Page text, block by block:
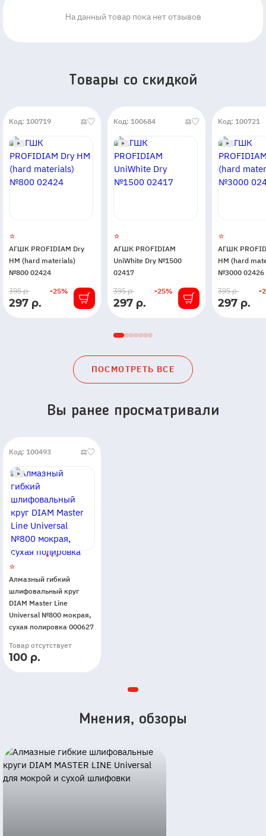
На данный товар пока нет отзывов
Товары со скидкой
Код: 100719
АГШК PROFIDIAM Dry
HM (hard materials)
№800 02424
В
наличии
297 р.
-25%
395 р.
Код: 100684
АГШК PROFIDIAM
UniWhite Dry №1500
02417
В
наличии
297 р.
-25%
395 р.
Код: 100721
АГШК
HM (hard
№3000 02426
В
наличии
297 р.
-
395 р.
ПОСМОТРЕТЬ ВСЕ
Вы ранее просматривали
Код: 100493
Алмазный гибкий
шлифовальный круг
DIAM Master Line
Universal №800 мокрая,
сухая полировка 000627
Товар отсутствует
100 р.
Мнения, обзоры